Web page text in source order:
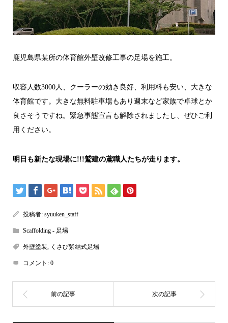
鹿児島県某所の体育館外壁改修工事の足場を施工。
収容人数3000人、クーラーの効き良好、利用料も安い、大きな
体育館です。大きな無料駐車場もあり週末など家族で卓球とか
良さそうですね。緊急事態宣言も解除されましたし、ぜひご利
用ください。
明日も新たな現場に!!!鷲建の鳶職人たちが走ります。
投稿者: syuuken_staff
Scaffolding - 足場
外壁塗装, くさび緊結式足場
コメント: 0